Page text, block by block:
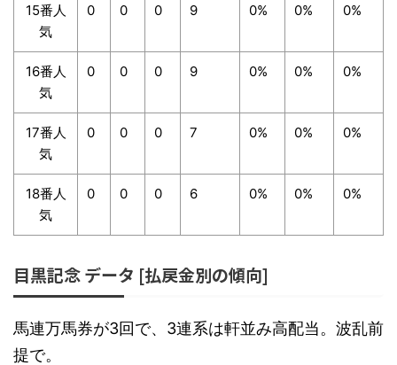
15番人
気
0 0 0 9 0% 0% 0%
16番人
気
0 0 0 9 0% 0% 0%
17番人
気
0 0 0 7 0% 0% 0%
18番人
気
0 0 0 6 0% 0% 0%
目黒記念 データ [払戻金別の傾向]
馬連万馬券が3回で、3連系は軒並み高配当。波乱前
提で。